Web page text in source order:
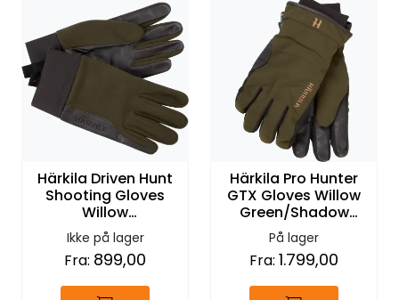
Härkila Driven Hunt
Shooting Gloves
Willow
Green/Shadow
Brown
Ikke på lager
Fra: 899,00
Härkila Pro Hunter
GTX Gloves Willow
Green/Shadow
Brown
På lager
Fra: 1.799,00